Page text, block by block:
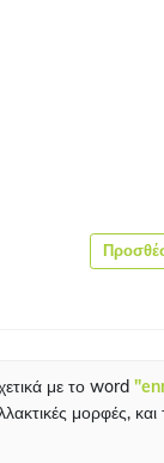
με το word
μορφές,